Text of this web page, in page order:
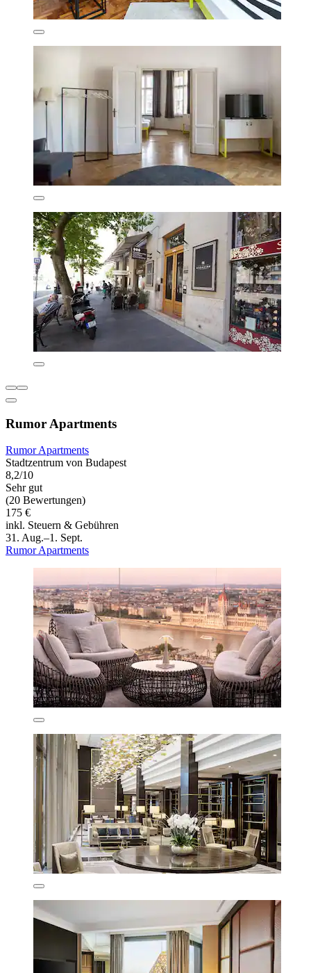
Rumor Apartments
Rumor Apartments
Stadtzentrum von Budapest
8,2/10
Sehr gut
(20 Bewertungen)
175 €
inkl. Steuern & Gebühren
31. Aug.–1. Sept.
Rumor Apartments